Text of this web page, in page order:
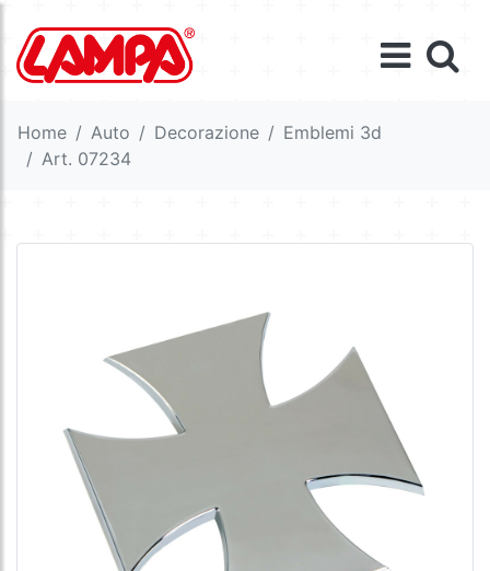
Home Auto Decorazione
Emblemi 3d
Art. 07234